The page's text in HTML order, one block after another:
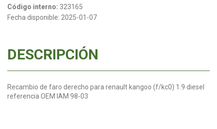
Código interno: 323165
Fecha disponible: 2025-01-07
DESCRIPCIÓN
Recambio de faro derecho para renault kangoo (f/kc0) 1.9 diesel
referencia OEM IAM 98-03